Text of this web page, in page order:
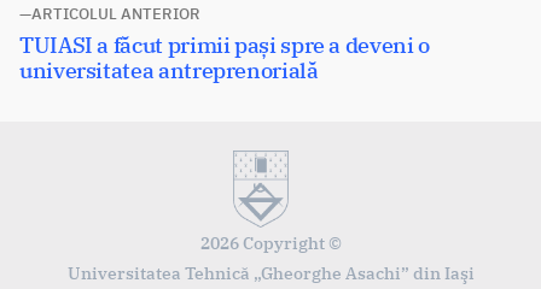
ARTICOLUL ANTERIOR
Articolul
anterior:
TUIASI a făcut primii pași spre a deveni o
universitatea antreprenorială
2026 Copyright ©
Universitatea Tehnică „Gheorghe Asachi” din Iaşi